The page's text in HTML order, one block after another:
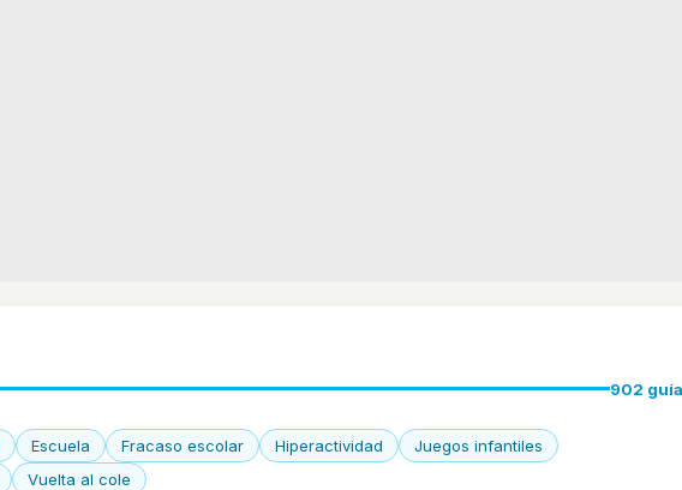
902
Escuela Fracaso escolar Hiperactividad
Juegos infantiles
Vuelta al cole